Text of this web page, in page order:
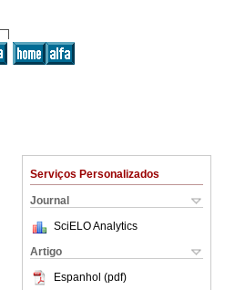
Serviços Personalizados
Journal
SciELO Analytics
Artigo
Espanhol (pdf)